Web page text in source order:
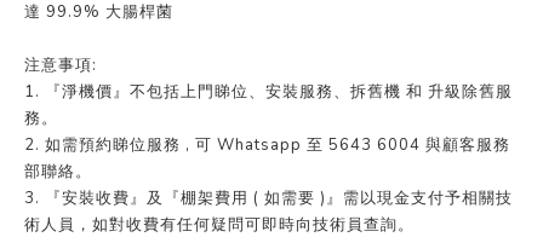
達 99.9% 大腸桿菌
注意事項:
1. 『淨機價』不包括上門睇位、安裝服務、拆舊機 和 升級除舊服
務。
2. 如需預約睇位服務 , 可 Whatsapp 至 5643 6004 與顧客服務
部聯絡。
3. 『安裝收費』及『棚架費用 ( 如需要 )』需以現金支付予相關技
術人員，如對收費有任何疑問可即時向技術員查詢。